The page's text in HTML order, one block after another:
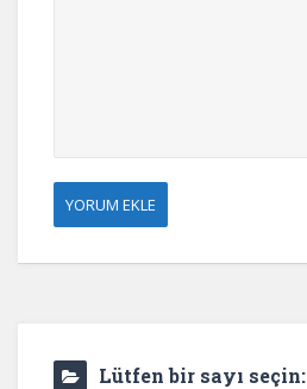
Lütfen bir sayı seçin: